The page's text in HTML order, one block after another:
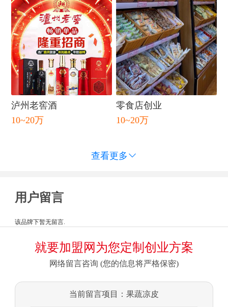
闭
泸州老窖酒
10~20万
零食店创业
10~20万
查看更多 
用户留言
该品牌下暂无留言.
就要加盟网为您定制创业方案
网络留言咨询 (您的信息将严格保密)
当前留言项目：果蔬凉皮